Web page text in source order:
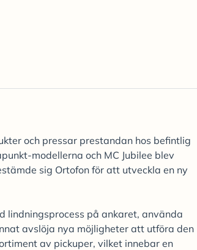
och pressar prestandan hos befintlig
modellerna och MC Jubilee blev
sig Ortofon för att utveckla en ny
lindningsprocess på ankaret, använda
avslöja nya möjligheter att utföra den
av pickuper, vilket innebar en